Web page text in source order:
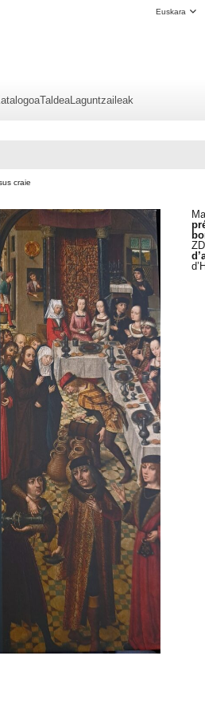
Euskara
TaldeaLaguntzaileak
craie